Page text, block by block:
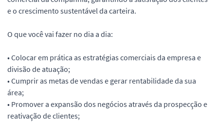
e o crescimento sustentável da carteira.
O que você vai fazer no dia a dia:
• Colocar em prática as estratégias comerciais da empresa e
divisão de atuação;
• Cumprir as metas de vendas e gerar rentabilidade da sua
área;
• Promover a expansão dos negócios através da prospecção e
reativação de clientes;